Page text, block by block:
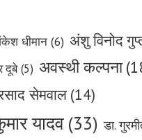
धीमान (6) अंशु विनोद
दूबे (5) अवस्थी कल्पना
सेमवाल (14)
यादव (33) डा.